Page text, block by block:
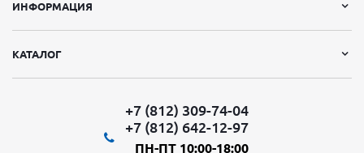
ИНФОРМАЦИЯ
КАТАЛОГ
+7 (812) 309-74-04
+7 (812) 642-12-97
ПН-ПТ 10:00-18:00